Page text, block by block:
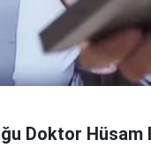
Doktor Hüsam